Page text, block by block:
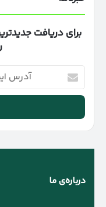
برای دریافت
آدرس
ایمیل
خود
وارد
کنید
درباره‌ی ما